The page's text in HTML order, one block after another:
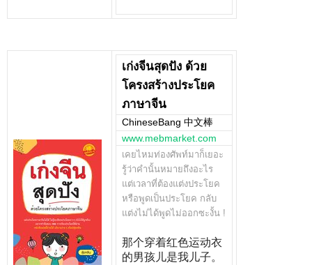
เก่งจีนสุดปัง ด้วย
โครงสร้างประโยค
ภาษาจีน
ChineseBang 中文棒
www.mebmarket.com
เคยไหมท่องศัพท์มาก็เยอะ
รู้ว่าคำนั้นหมายถึงอะไร
แต่เวลาที่ต้องแต่งประโยค
หรือพูดเป็นประโยค กลับ
แต่งไม่ได้พูดไม่ออกซะงั้น !
那个穿着红色运动衣
的男孩儿是我儿子。